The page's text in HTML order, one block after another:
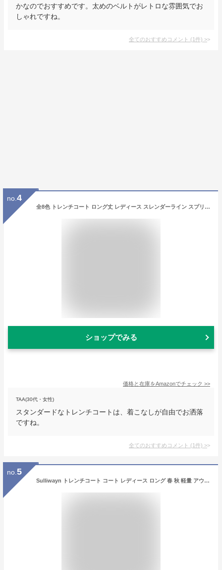
かなのでおすすめです。太めのベルトがレトロな雰囲気でお
しゃれですね。
全てのおすすめコメント (1件) >
no. 4
全8色 トレンチコート ロング丈 レディース スレンダーライン スプリングコート 春秋アウター トップス 春アウター 細身 裏チェック ママの日 プレゼント 入学式 卒業式 通勤 通学 入園式
ショップでみる
価格と在庫をAmazonでチェック >>
TAA(30代・女性)
スタンダードなトレンチコートは、着こなしが自由でお洒落
ですね。
全てのおすすめコメント (1件) >
no. 5
Sulliwayn トレンチコート コート レディース ロング 春 秋 軽量 アウター aライン カジュアル 柔らかい スリム 着痩せ 定番 無地 ベーシックト おしゃれ 通勤 普段着 (L, カーキー)